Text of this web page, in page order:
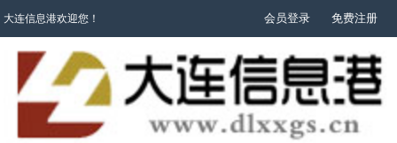
大连信息港欢迎您！ 会员登录 免费注册